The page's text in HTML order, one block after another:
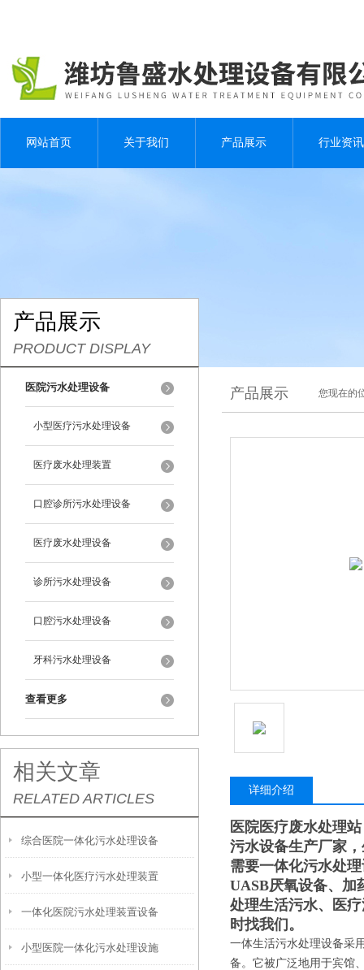
网站首页 关于我们 产品展示 行业资讯
产品展示
PRODUCT DISPLAY
医院污水处理设备
小型医疗污水处理设备
医疗废水处理装置
口腔诊所污水处理设备
医疗废水处理设备
诊所污水处理设备
口腔污水处理设备
牙科污水处理设备
查看更多
相关文章
RELATED ARTICLES
综合医院一体化污水处理设备
小型一体化医疗污水处理装置
一体化医院污水处理装置设备
小型医院一体化污水处理设施
产品展示 您现在的
详细介绍
医院医疗废水处理站
污水设备生产厂家
需要一体化污水处
UASB厌氧设备、加
处理生活污水、医
时找我们。
一体生活污水处理设备采
备。它被广泛地用于宾馆